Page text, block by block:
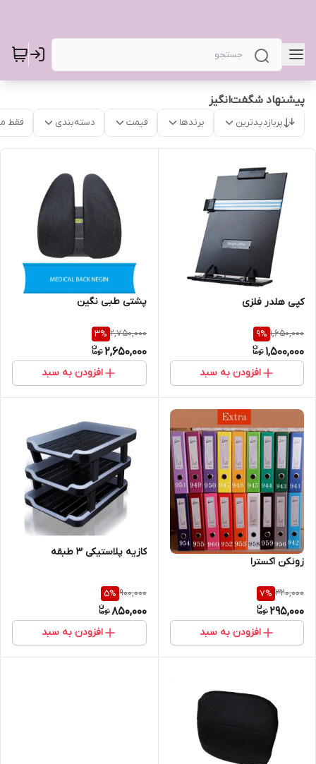
پیشنهاد شگفت‌انگیز
پربازدیدترین برندها قیمت دسته‌بندی فقط
کپی هلدر فلزی
1,650,000
9%
1,500,000
افزودن به سبد
پشتی طبی نگین
2,750,000
3%
2,650,000
افزودن به سبد
زونکن اکسترا
320,000
7%
295,000
افزودن به سبد
کازیه پلاستیکی ۳ طبقه
900,000
5%
850,000
افزودن به سبد